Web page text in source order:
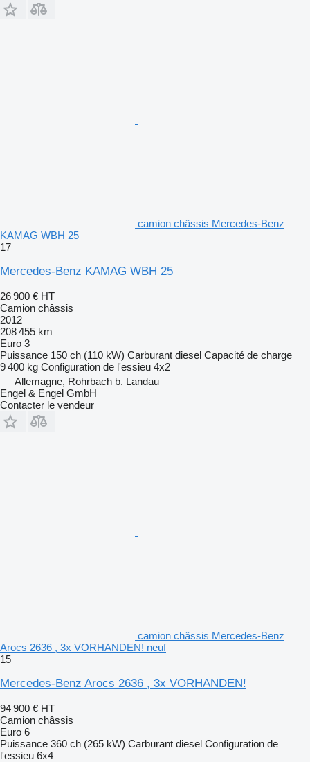
camion châssis Mercedes-Benz
KAMAG WBH 25
17
Mercedes-Benz KAMAG WBH 25
26 900 € HT
Camion châssis
2012
208 455 km
Euro 3
Puissance 150 ch (110 kW) Carburant diesel Capacité de charge
9 400 kg Configuration de l'essieu 4x2
Allemagne, Rohrbach b. Landau
Engel & Engel GmbH
Contacter le vendeur
camion châssis Mercedes-Benz
Arocs 2636 , 3x VORHANDEN! neuf
15
Mercedes-Benz Arocs 2636 , 3x VORHANDEN!
94 900 € HT
Camion châssis
Euro 6
Puissance 360 ch (265 kW) Carburant diesel Configuration de
l'essieu 6x4